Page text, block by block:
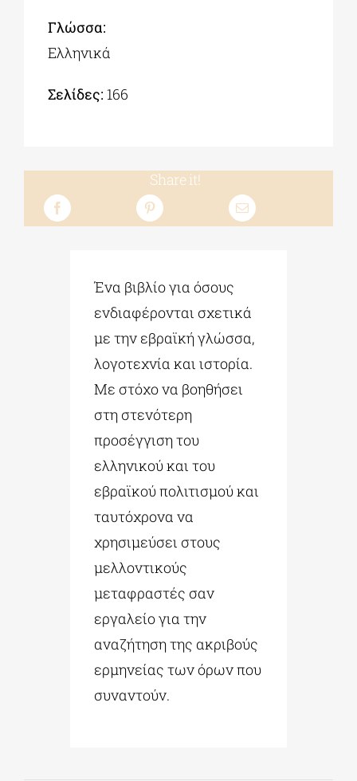
Γλώσσα:
Ελληνικά
Σελίδες: 166
Share it!
Ένα βιβλίο για όσους
ενδιαφέρονται σχετικά
με την εβραϊκή γλώσσα,
λογοτεχνία και ιστορία.
Με στόχο να βοηθήσει
στη στενότερη
προσέγγιση του
ελληνικού και του
εβραϊκού πολιτισμού και
ταυτόχρονα να
χρησιμεύσει στους
μελλοντικούς
μεταφραστές σαν
εργαλείο για την
αναζήτηση της ακριβούς
ερμηνείας των όρων που
συναντούν.